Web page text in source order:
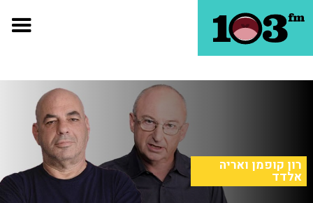
רון קופמן ואריה
אלדד